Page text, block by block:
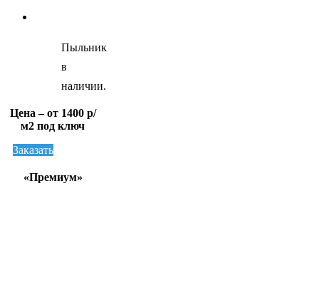
Пыльник
в
наличии.
Цена – от 1400 р/
м2 под ключ
Заказать
«Премиум»